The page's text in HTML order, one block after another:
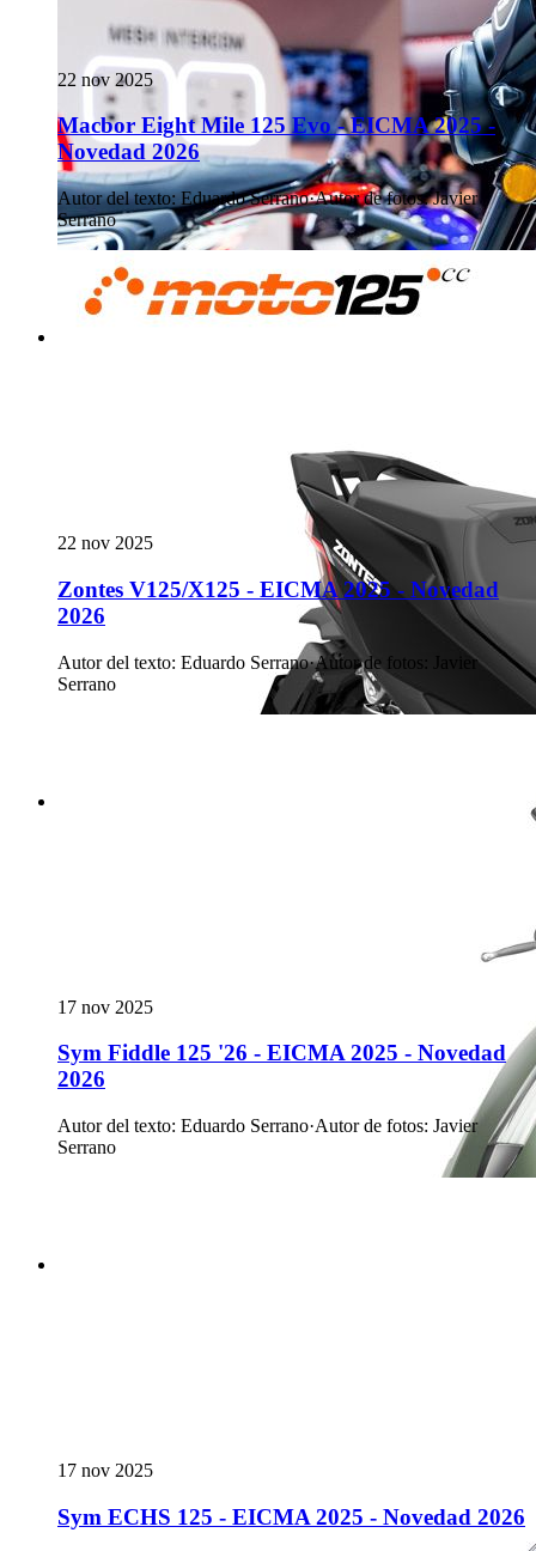
22 nov 2025
Macbor Eight Mile 125 Evo - EICMA 2025 -
Novedad 2026
Autor del texto: Eduardo Serrano·Autor de fotos: Javier
Serrano
22 nov 2025
Zontes V125/X125 - EICMA 2025 - Novedad
2026
Autor del texto: Eduardo Serrano·Autor de fotos
Javier
Serrano
17 nov 2025
Sym Fiddle 125 '26 - EICMA 2025 - Novedad
2026
Autor del texto: Eduardo Serrano·Autor de fotos: Javier
Serrano
17 nov 2025
Sym ECHS 125 - EICMA 2025 - Novedad 2026